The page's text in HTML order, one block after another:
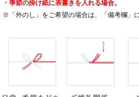
・季節の掛け紙に表書きを入れる場合。
※「外のし」をご希望の場合は、「備考欄」